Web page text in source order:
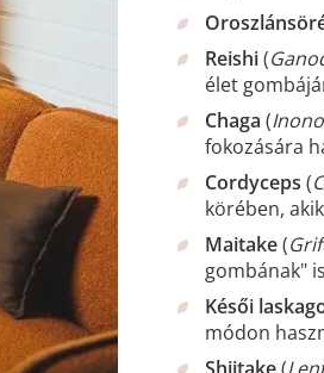
Reishi(
élet
Chaga(
fokozására
Cordyceps(
körében,
Maitake(
gombának"
Késői
módon